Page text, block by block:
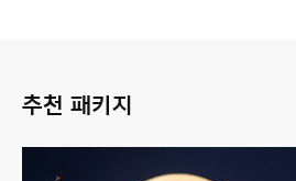
추천 패키지